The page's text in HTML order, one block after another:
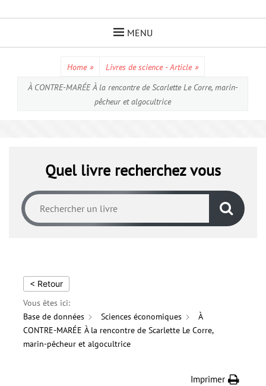
MENU
Home » Livres de science - Article »
À CONTRE-MARÉE À la rencontre de Scarlette Le Corre, marin-
pêcheur et algocultrice
Quel livre recherchez vous
< Retour
Vous êtes ici:
Base de données
Sciences économiques
À
CONTRE-MARÉE À la rencontre de Scarlette Le Corre,
marin-pêcheur et algocultrice
Imprimer